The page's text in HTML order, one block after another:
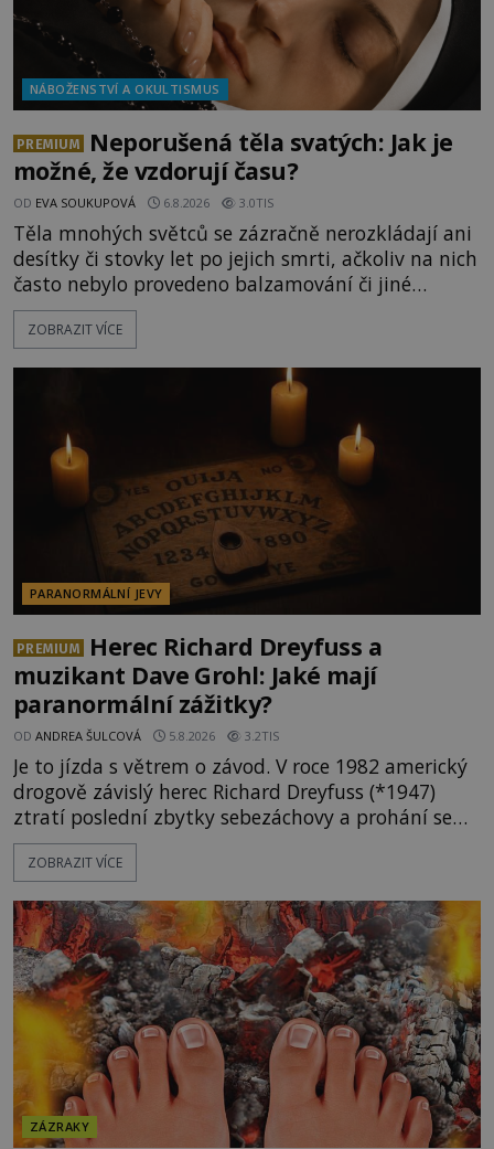
NÁBOŽENSTVÍ A OKULTISMUS
PREMIUM
Neporušená těla svatých: Jak je
možné, že vzdorují času?
OD EVA SOUKUPOVÁ 6.8.2026 3.0TIS
Těla mnohých světců se zázračně nerozkládají ani
desítky či stovky let po jejich smrti, ačkoliv na nich
často nebylo provedeno balzamování či jiné
pokusy o konzervaci. Neporušené ostatky bývají
považovány za důkaz svatosti zemřelých. Jaké
ZOBRAZIT VÍCE
PARANORMÁLNÍ JEVY
PREMIUM
Herec Richard Dreyfuss a
muzikant Dave Grohl: Jaké mají
paranormální zážitky?
OD ANDREA ŠULCOVÁ 5.8.2026 3.2TIS
Je to jízda s větrem o závod. V roce 1982 americký
drogově závislý herec Richard Dreyfuss (*1947)
ztratí poslední zbytky sebezáchovy a prohání se
po silnicích ve svém mercedesu jako utržený ze
řetězu. Vše vyvrcholí katastrofou, když to Dreyfuss
následně nalezne schovaný kokain. Tímto
momentem se slavnému
ZOBRAZIT VÍCE
ZÁZRAKY